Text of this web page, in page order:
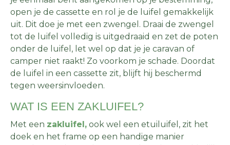
open je de cassette en rol je de luifel gemakkelijk
uit. Dit doe je met een zwengel. Draai de zwengel
tot de luifel volledig is uitgedraaid en zet de poten
onder de luifel, let wel op dat je je caravan of
camper niet raakt! Zo voorkom je schade. Doordat
de luifel in een cassette zit, blijft hij beschermd
tegen weersinvloeden.
WAT IS EEN ZAKLUIFEL?
Met een zakluifel, ook wel een etuiluifel, zit het
doek en het frame op een handige manier